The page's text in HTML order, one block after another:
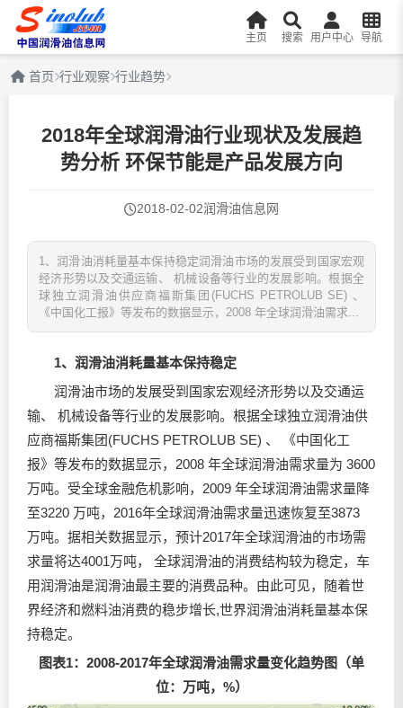
主页 搜索 用户中心 导航
首页 行业观察 行业趋势
2018年全球润滑油行业现状及发展趋
势分析 环保节能是产品发展方向
2018-02-02润滑油信息网
1、润滑油消耗量基本保持稳定润滑油市场的发展受到国家宏观
经济形势以及交通运输、 机械设备等行业的发展影响。根据全
球独立润滑油供应商福斯集团(FUCHS PETROLUB SE) 、
《中国化工报》等发布的数据显示，2008 年全球润滑油需求...
1、 润滑油消耗量基本保持稳定
润滑油市场的发展受到国家宏观经济形势以及交通运
输、 机械设备等行业的发展影响。根据全球独立润滑油供
应商福斯集团(FUCHS PETROLUB SE) 、 《中国化工
报》等发布的数据显示，2008 年全球润滑油需求量为 3600
万吨。受全球金融危机影响，2009 年全球润滑油需求量降
至3220 万吨，2016年全球润滑油需求量迅速恢复至3873
万吨。据相关数据显示，预计2017年全球润滑油的市场需
求量将达4001万吨， 全球润滑油的消费结构较为稳定，车
用润滑油是润滑油最主要的消费品种。由此可见，随着世
界经济和燃料油消费的稳步增长,世界润滑油消耗量基本保
持稳定。
图表1：2008-2017年全球润滑油需求量变化趋势图（单
位：万吨，%）